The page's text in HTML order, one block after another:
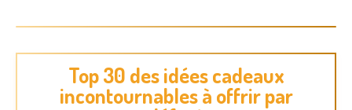
Top 30 des idées cadeaux
incontournables à offrir par